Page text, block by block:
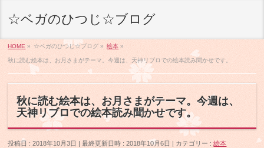
☆ベガのひつじ☆ブログ
HOME » ☆ベガのひつじ☆ブログ » 絵本 »
秋に読む絵本は、お月さまがテーマ。今週は、天神リブロでの絵本読み聞かせです。
秋に読む絵本は、お月さまがテーマ。今週は、
天神リブロでの絵本読み聞かせです。
投稿日 : 2018年10月3日 最終更新日時 : 2018年10月6日 カテゴリー :絵本